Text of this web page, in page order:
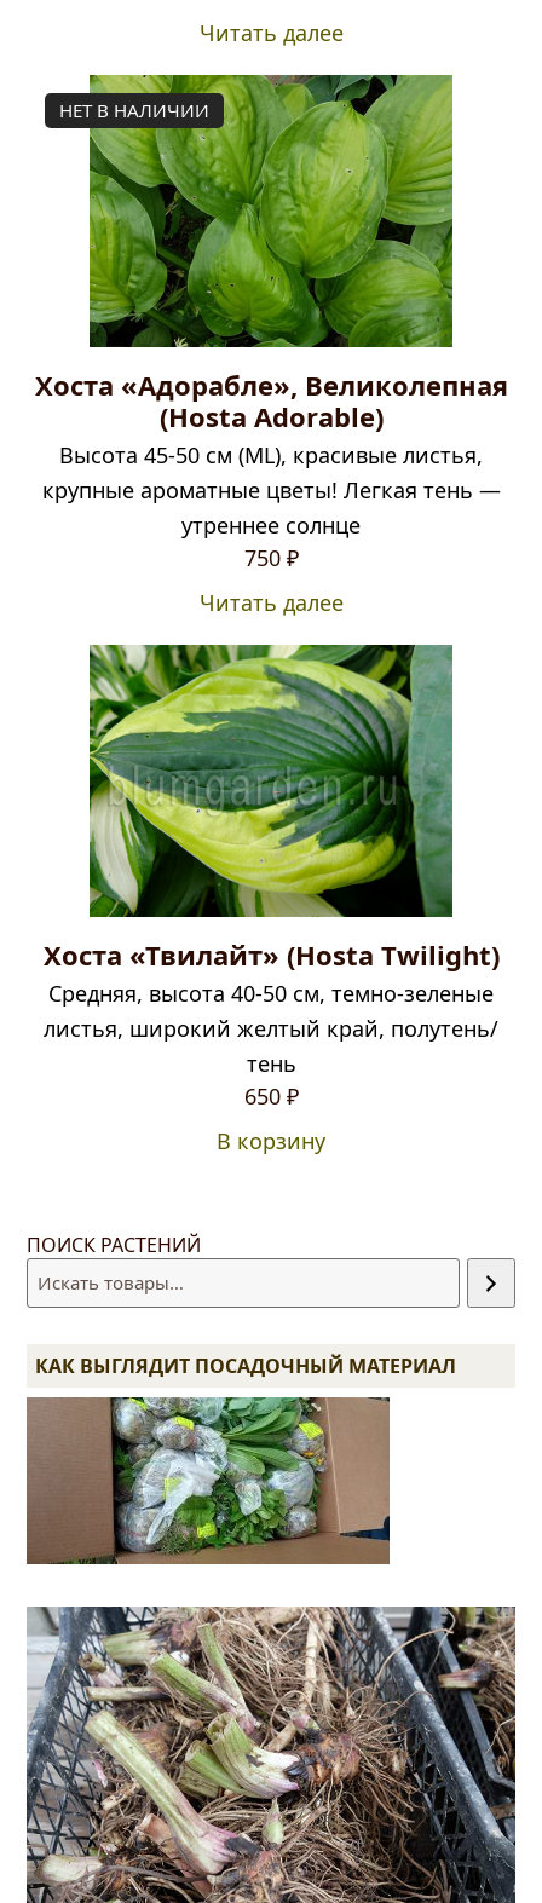
Читать далее
НЕТ В НАЛИЧИИ
Хоста «Адорабле», Великолепная
(Hosta Adorable)
Высота 45-50 см (ML), красивые листья,
крупные ароматные цветы! Легкая тень —
утреннее солнце
750 ₽
Читать далее
Хоста «Твилайт» (Hosta Twilight)
Средняя, высота 40-50 см, темно-зеленые
листья, широкий желтый край, полутень/
тень
650 ₽
В корзину
ПОИСК РАСТЕНИЙ
КАК ВЫГЛЯДИТ ПОСАДОЧНЫЙ МАТЕРИАЛ